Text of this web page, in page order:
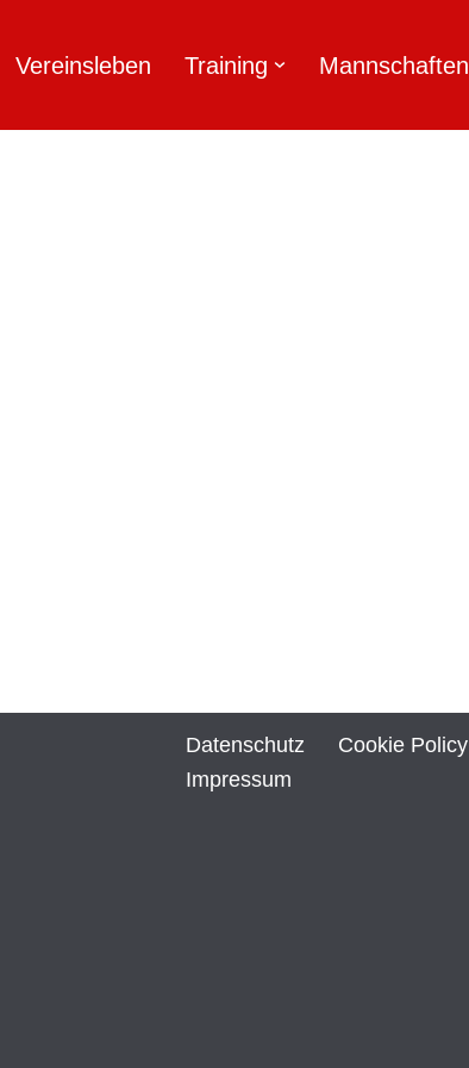
Vereinsleben Training Mannschaften
Datenschutz
Cookie Policy
Impressum